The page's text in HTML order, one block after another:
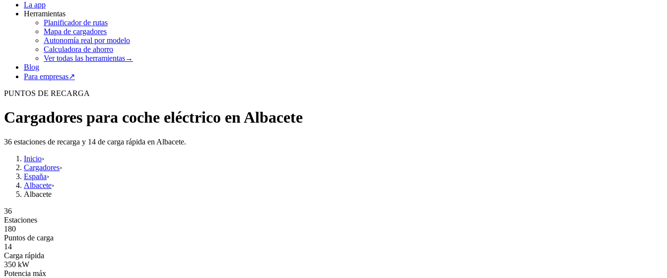
La app
Herramientas
Planificador de rutas
Mapa de cargadores
Autonomía real por modelo
Calculadora de ahorro
Ver todas las herramientas→
Blog
Para empresas↗
PUNTOS DE RECARGA
Cargadores para coche eléctrico en Albacete
36 estaciones de recarga y 14 de carga rápida en Albacete.
Inicio›
Cargadores›
España›
Albacete›
Albacete
36
Estaciones
180
Puntos de carga
14
Carga rápida
350 kW
Potencia máx